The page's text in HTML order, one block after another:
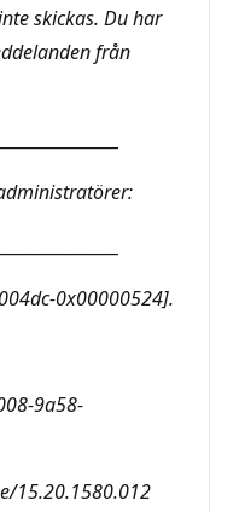
skickas. Du har
från
0x00000524].
9a58-
15.20.1580.012